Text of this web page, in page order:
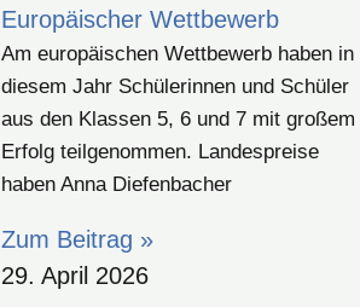
Europäischer Wettbewerb
Am europäischen Wettbewerb haben in
diesem Jahr Schülerinnen und Schüler
aus den Klassen 5, 6 und 7 mit großem
Erfolg teilgenommen. Landespreise
haben Anna Diefenbacher
Zum Beitrag »
29. April 2026